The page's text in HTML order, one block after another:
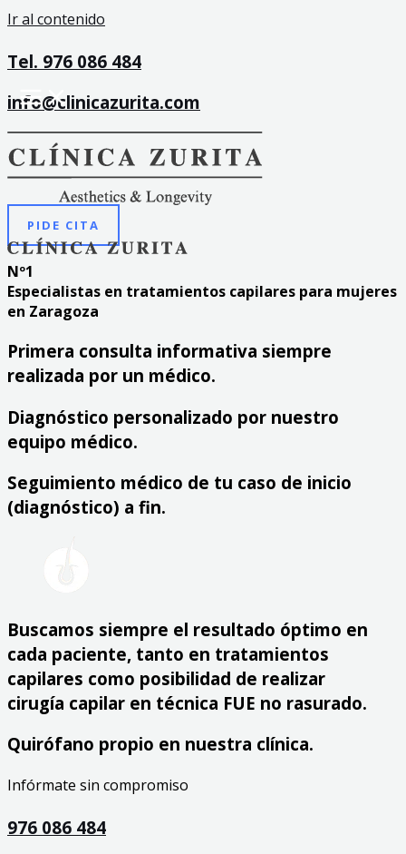
Ir al contenido
Tel. 976 086 484
info@clinicazurita.com
PIDE CITA
Nº1
Especialistas en tratamientos capilares para mujeres
en Zaragoza
Primera consulta informativa siempre
realizada por un médico.
Diagnóstico personalizado por nuestro
equipo médico.
Seguimiento médico de tu caso de inicio
(diagnóstico) a fin.
Buscamos siempre el resultado óptimo en
cada paciente, tanto en tratamientos
capilares como posibilidad de realizar
cirugía capilar en técnica FUE no rasurado.
Quirófano propio en nuestra clínica.
Infórmate sin compromiso
976 086 484